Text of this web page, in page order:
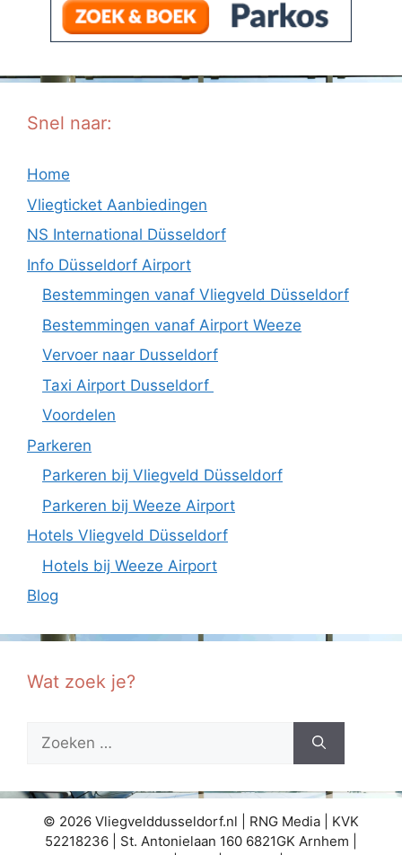
Snel naar:
Home
Vliegticket Aanbiedingen
NS International Düsseldorf
Info Düsseldorf Airport
Bestemmingen vanaf Vliegveld Düsseldorf
Bestemmingen vanaf Airport Weeze
Vervoer naar Dusseldorf
Taxi Airport Dusseldorf
Voordelen
Parkeren
Parkeren bij Vliegveld Düsseldorf
Parkeren bij Weeze Airport
Hotels Vliegveld Düsseldorf
Hotels bij Weeze Airport
Blog
Wat zoek je?
Zoek
© 2026 Vliegvelddusseldorf.nl | RNG Media | KVK
52218236 | St. Antonielaan 160 6821GK Arnhem |